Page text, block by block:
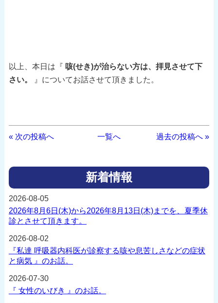
以上、本日は『 咳(せき)が治らない方は、拝見させて下
さい。
』についてお話させて頂きました。
過去の投稿へ »
一覧へ
« 次の投稿へ
新着情報
2026年8月6日(木)から2026年8月13日(木)までを、夏季休
診とさせて頂きます。
2026-08-05
『私達 呼吸器内科医が診察する咳や息苦しさなどの症状
と病気 』のお話。
2026-08-02
『 女性のいびき 』のお話。
2026-07-30